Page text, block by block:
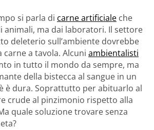
si parla di carne artificiale che
animali, ma dai laboratori. Il settore
deleterio sull’ambiente dovrebbe
a tavola. Alcuni ambientalisti
in tutto il mondo da sempre, ma
della bistecca al sangue in un
è dura. Soprattutto per abituarlo al
crude al pinzimonio rispetto alla
quale soluzione trovare senza